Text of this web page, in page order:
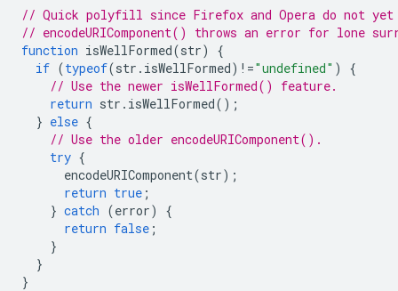
// Quick polyfill since Firefox and Opera do not yet
// encodeURIComponent() throws an error for lone
function isWellFormed(str)
{
if (typeof(str . isWellFormed)!="undefined" )
{
// Use the newer isWellFormed() feature.
return str . isWellFormed();
} else {
// Use the older encodeURIComponent().
try {
encodeURIComponent(str);
return true ;
} catch (error)
{
return false ;
}
}
}